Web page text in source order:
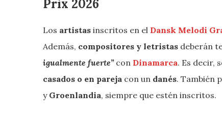
Prix 2026
Los artistas inscritos en el Dansk Melodi
Además, compositores y letristas deberán
igualmente fuerte” con Dinamarca. Es decir,
casados o en pareja con un danés. También
y Groenlandia, siempre que estén inscritos.